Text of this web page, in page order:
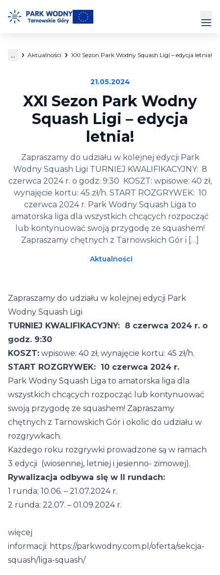
do
Park Wodny
Strefa Klienta
Kontakt
... Aktualności XXI Sezon Park Wodny Squash Ligi – edycja letnia!
21.05.2024
XXI Sezon Park Wodny
Squash Ligi – edycja
letnia!
Zapraszamy do udziału w kolejnej edycji Park
Wodny Squash Ligi TURNIEJ KWALIFIKACYJNY: 8
czerwca 2024 r. o godz. 9:30 KOSZT: wpisowe: 40 zł,
wynajęcie kortu: 45 zł/h. START ROZGRYWEK: 10
czerwca 2024 r. Park Wodny Squash Liga to
amatorska liga dla wszystkich chcących rozpocząć
lub kontynuować swoją przygodę ze squashem!
Zapraszamy chętnych z Tarnowskich Gór i […]
Aktualności
Zapraszamy do udziału w kolejnej edycji Park
Wodny Squash Ligi
TURNIEJ KWALIFIKACYJNY: 8 czerwca 2024 r. o
godz. 9:30
KOSZT: wpisowe: 40 zł, wynajęcie kortu: 45 zł/h.
START ROZGRYWEK: 10 czerwca 2024 r.
Park Wodny Squash Liga to amatorska liga dla
wszystkich chcących rozpocząć lub kontynuować
swoją przygodę ze squashem! Zapraszamy
chętnych z Tarnowskich Gór i okolic do udziału w
rozgrywkach.
Każdego roku rozgrywki prowadzone są w ramach
3 edycji (wiosennej, letniej i jesienno- zimowej).
Rywalizacja odbywa się w II rundach:
1 runda: 10.06. – 21.07.2024 r.
2 runda: 22.07. – 01.09.2024 r.
więcej
informacji: https://parkwodny.com.pl/oferta/sekcja-
squash/liga-squash/